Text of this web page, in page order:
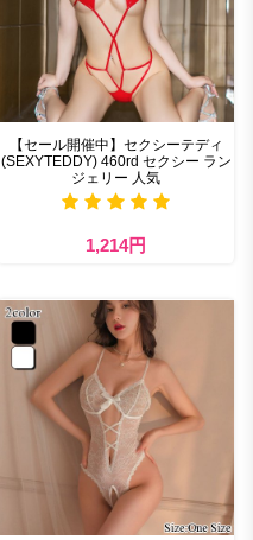
【セール開催中】セクシーテディ
(SEXYTEDDY) 460rd セクシー ラン
ジェリー 人気
1,214円